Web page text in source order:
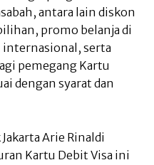
antara lain diskon
promo belanja di
serta
pemegang Kartu
dengan syarat dan
Arie Rinaldi
Kartu Debit Visa ini